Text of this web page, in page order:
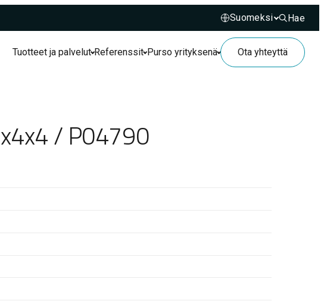
Hae
Hae
Tuotteet ja palvelut Referenssit Purso yrityksenä Ota yhteyttä
/ P04790